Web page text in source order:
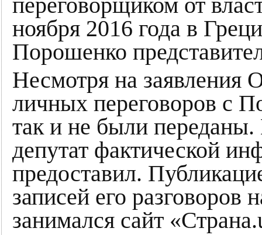
переговорщиком от
ноября 2016 года в
Порошенко
Несмотря на заявления
личных переговоров с
так и не были
депутат фактической
предоставил.
записей его разговоров
занимался сайт